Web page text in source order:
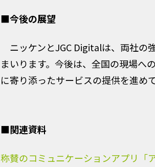
■今後の展望
ニッケンとJGC Digitalは、両社の
まいります。今後は、全国の現場へ
に寄り添ったサービスの提供を進め
■関連資料
称賛のコミュニケーションアプリ「